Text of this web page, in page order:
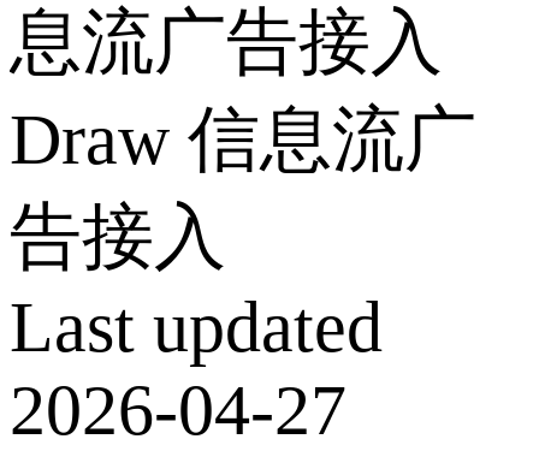
息流广告接入
Draw 信息流广
告接入
Last updated
2026-04-27